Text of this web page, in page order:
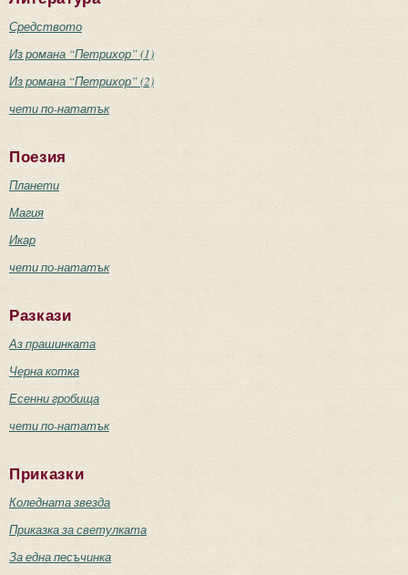
Средството
Из романа “Петрихор” (1)
Из романа “Петрихор” (2)
чети по-нататък
Поезия
Планети
Магия
Икар
чети по-нататък
Разкази
Аз прашинката
Черна котка
Есенни гробища
чети по-нататък
Приказки
Коледната звезда
Приказка за светулката
За една песъчинка